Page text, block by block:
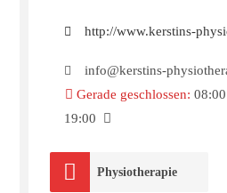
http://www.kerstins-
info@kerstins-
Gerade geschlossen:
19:00
Physiotherapie